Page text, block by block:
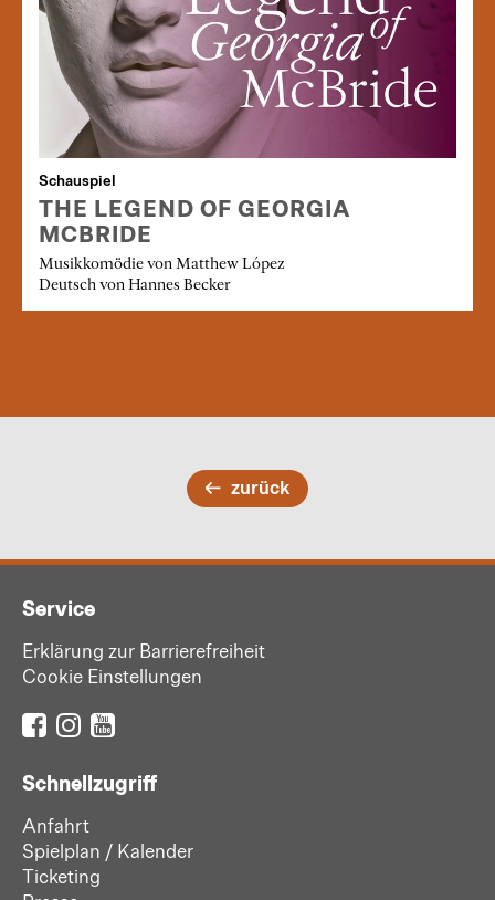
Schauspiel
THE LEGEND OF GEORGIA
MCBRIDE
Musikkomödie von Matthew López
Deutsch von Hannes Becker
zurück
Service
Erklärung zur Barrierefreiheit
Cookie Einstellungen
Schnellzugriff
Anfahrt
Spielplan / Kalender
Ticketing